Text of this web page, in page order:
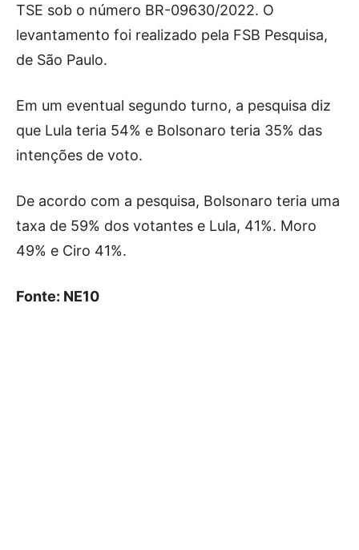
TSE sob o número BR-09630/2022. O
levantamento foi realizado pela FSB Pesquisa,
de São Paulo.
Em um eventual segundo turno, a pesquisa diz
que Lula teria 54% e Bolsonaro teria 35% das
intenções de voto.
De acordo com a pesquisa, Bolsonaro teria uma
taxa de 59% dos votantes e Lula, 41%. Moro
49% e Ciro 41%.
Fonte: NE10